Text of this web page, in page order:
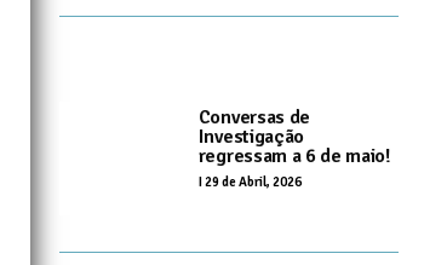
Conversas de
Investigação
regressam a 6 de maio!
29 de Abril, 2026